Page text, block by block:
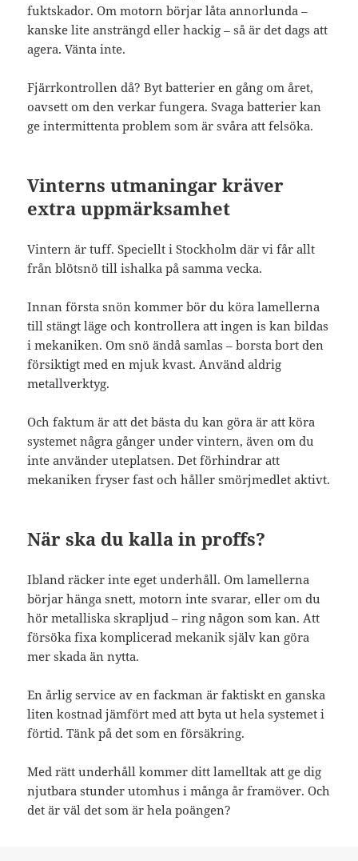
fuktskador. Om motorn börjar låta annorlunda –
kanske lite ansträngd eller hackig – så är det dags att
agera. Vänta inte.
Fjärrkontrollen då? Byt batterier en gång om året,
oavsett om den verkar fungera. Svaga batterier kan
ge intermittenta problem som är svåra att felsöka.
Vinterns utmaningar kräver
extra uppmärksamhet
Vintern är tuff. Speciellt i Stockholm där vi får allt
från blötsnö till ishalka på samma vecka.
Innan första snön kommer bör du köra lamellerna
till stängt läge och kontrollera att ingen is kan bildas
i mekaniken. Om snö ändå samlas – borsta bort den
försiktigt med en mjuk kvast. Använd aldrig
metallverktyg.
Och faktum är att det bästa du kan göra är att köra
systemet några gånger under vintern, även om du
inte använder uteplatsen. Det förhindrar att
mekaniken fryser fast och håller smörjmedlet aktivt.
När ska du kalla in proffs?
Ibland räcker inte eget underhåll. Om lamellerna
börjar hänga snett, motorn inte svarar, eller om du
hör metalliska skrapljud – ring någon som kan. Att
försöka fixa komplicerad mekanik själv kan göra
mer skada än nytta.
En årlig service av en fackman är faktiskt en ganska
liten kostnad jämfört med att byta ut hela systemet i
förtid. Tänk på det som en försäkring.
Med rätt underhåll kommer ditt lamelltak att ge dig
njutbara stunder utomhus i många år framöver. Och
det är väl det som är hela poängen?